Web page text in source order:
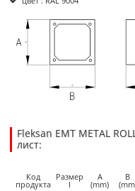
размеры
Fleksan EMT METAL
лист:
Код
продукта
Размер
I
A
(mm)
B